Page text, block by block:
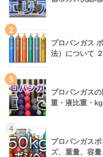
2
プロパンガス
法）について
3
プロパンガス
重・液比重・kg
4
プロパンガス
ズ、重量、容